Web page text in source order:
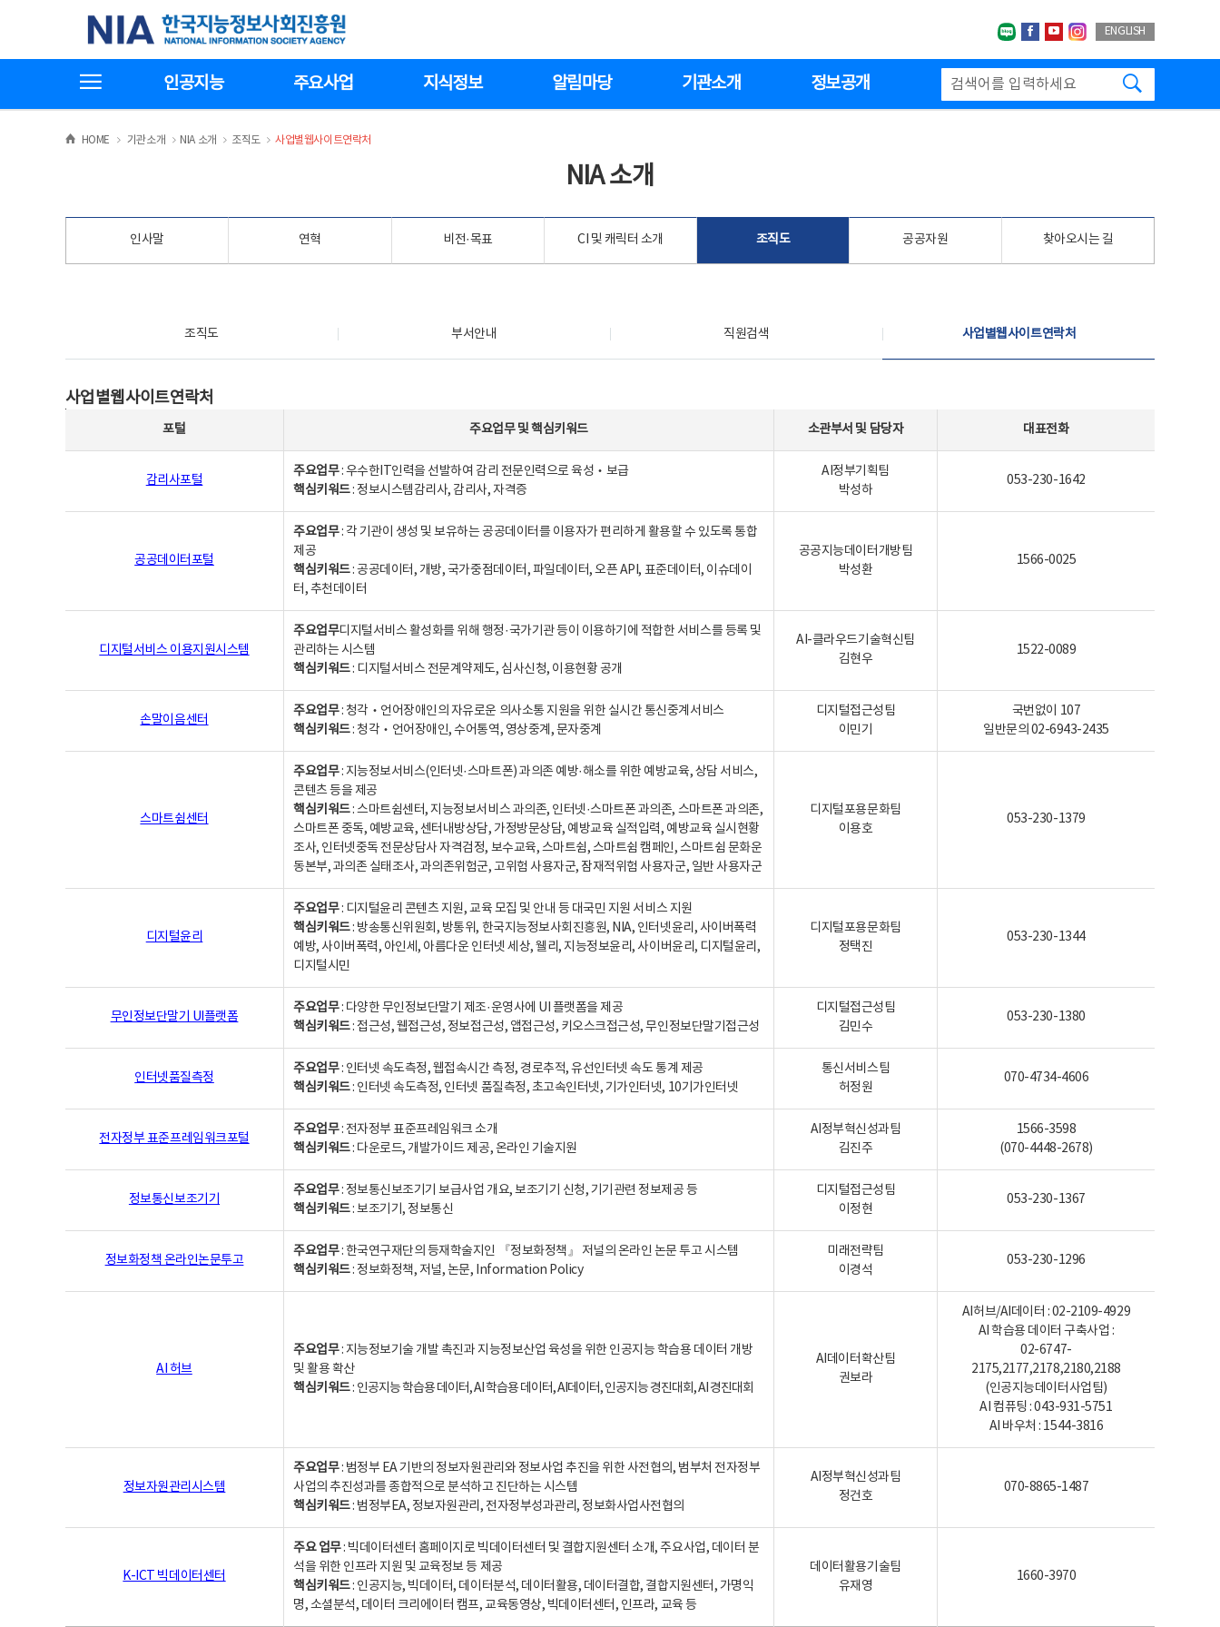
기
한국지능정보사회진흥원
네이버블로그
페이스북
유투브인스타그랩
ENGLISH
인공지능 주요사업 지식정보 알림마당 기관소개 정보공개
HOME >
기관소개 >NIA 소개 >
조직도 >
사업별웹사이트연락처
NIA 소개
인사말 연혁 비전·목표 CI 및 캐릭터 소개 조직도 공공자원 찾아오시는 길
조직도 부서안내 직원검색 사업별웹사이트연락처
사업별웹사이트연락처
포털 주요업무및핵심키워드 소관부서 및 담당자 대표전화
감리사포털
주요업무: 우수한IT인력을 선발하여 감리 전문인력으로 육성‧보급
핵심키워드: 정보시스템감리사, 감리사, 자격증
AI정부기획팀
박성하
053-230-1642
공공데이터포털
주요업무: 각 기관이 생성 및 보유하는 공공데이터를 이용자가 편리하게 활용할 수 있도록 통합
제공
핵심키워드: 공공데이터, 개방, 국가중점데이터, 파일데이터, 오픈 API, 표준데이터, 이슈데이
터, 추천데이터
공공지능데이터개방팀
박성환
1566-0025
디지털서비스 이용지원시스템
주요업무디지털서비스 활성화를 위해 행정·국가기관 등이 이용하기에 적합한 서비스를 등록 및
관리하는 시스템
핵심키워드: 디지털서비스 전문계약제도, 심사신청, 이용현황 공개
AI-클라우드기술혁신팀
김현우
1522-0089
손말이음센터
주요업무: 청각‧언어장애인의 자유로운 의사소통 지원을 위한 실시간 통신중계서비스
핵심키워드: 청각‧언어장애인, 수어통역, 영상중계, 문자중계
디지털접근성팀
이민기
국번없이 107
일반문의 02-6943-2435
스마트쉼센터
주요업무: 지능정보서비스(인터넷·스마트폰) 과의존 예방·해소를 위한 예방교육, 상담 서비스,
콘텐츠 등을 제공
핵심키워드: 스마트쉼센터, 지능정보서비스 과의존, 인터넷·스마트폰 과의존, 스마트폰 과의존,
스마트폰 중독, 예방교육, 센터내방상담, 가정방문상담, 예방교육 실적입력, 예방교육 실시현황
조사, 인터넷중독 전문상담사 자격검정, 보수교육, 스마트쉼, 스마트쉼 캠페인, 스마트쉼 문화운
동본부, 과의존 실태조사, 과의존위험군, 고위험 사용자군, 잠재적위험 사용자군, 일반 사용자군
디지털포용문화팀
이용호
053-230-1379
디지털윤리
주요업무: 디지털윤리 콘텐츠 지원, 교육 모집 및 안내 등 대국민 지원 서비스 지원
핵심키워드: 방송통신위원회, 방통위, 한국지능정보사회진흥원, NIA, 인터넷윤리, 사이버폭력
예방, 사이버폭력, 아인세, 아름다운 인터넷 세상, 웰리, 지능정보윤리, 사이버윤리, 디지털윤리,
디지털시민
디지털포용문화팀
정택진
053-230-1344
무인정보단말기 UI플랫폼
주요업무: 다양한 무인정보단말기 제조·운영사에 UI 플랫폼을 제공
핵심키워드: 접근성, 웹접근성, 정보접근성, 앱접근성, 키오스크접근성, 무인정보단말기접근성
디지털접근성팀
김민수
053-230-1380
인터넷품질측정
주요업무: 인터넷 속도측정, 웹접속시간 측정, 경로추적, 유선인터넷 속도 통계 제공
핵심키워드: 인터넷 속도측정, 인터넷 품질측정, 초고속인터넷, 기가인터넷, 10기가인터넷
통신서비스팀
허정원
070-4734-4606
전자정부 표준프레임워크포털
주요업무: 전자정부 표준프레임워크 소개
핵심키워드: 다운로드, 개발가이드 제공, 온라인 기술지원
AI정부혁신성과팀
김진주
1566-3598
(070-4448-2678)
정보통신보조기기
주요업무: 정보통신보조기기 보급사업 개요, 보조기기 신청, 기기관련 정보제공 등
핵심키워드: 보조기기, 정보통신
디지털접근성팀
이정현
053-230-1367
정보화정책 온라인논문투고
주요업무: 한국연구재단의 등재학술지인 『정보화정책』 저널의 온라인 논문 투고 시스템
핵심키워드: 정보화정책, 저널, 논문, Information Policy
미래전략팀
이경석
053-230-1296
AI 허브
주요업무: 지능정보기술 개발 촉진과 지능정보산업 육성을 위한 인공지능 학습용 데이터 개방
및 활용 확산
핵심키워드: 인공지능 학습용 데이터, AI 학습용 데이터, AI데이터, 인공지능 경진대회, AI 경진대회
AI데이터확산팀
권보라
AI허브/AI데이터 : 02-2109-4929
AI 학습용 데이터 구축사업 :
02-6747-
2175,2177,2178,2180,2188
(인공지능데이터사업팀)
AI 컴퓨팅 : 043-931-5751
AI 바우처 : 1544-3816
정보자원관리시스템
주요업무: 범정부 EA 기반의 정보자원관리와 정보사업 추진을 위한 사전협의, 범부처 전자정부
사업의 추진성과를 종합적으로 분석하고 진단하는 시스템
핵심키워드: 범정부EA, 정보자원관리, 전자정부성과관리, 정보화사업사전협의
AI정부혁신성과팀
정건호
070-8865-1487
K-ICT 빅데이터센터
주요 업무: 빅데이터센터 홈페이지로 빅데이터센터 및 결합지원센터 소개, 주요사업, 데이터 분
석을 위한 인프라 지원 및 교육정보 등 제공
핵심키워드: 인공지능, 빅데이터, 데이터분석, 데이터활용, 데이터결합, 결합지원센터, 가명익
명, 소셜분석, 데이터 크리에이터 캠프, 교육동영상, 빅데이터센터, 인프라, 교육 등
데이터활용기술팀
유재영
1660-3970